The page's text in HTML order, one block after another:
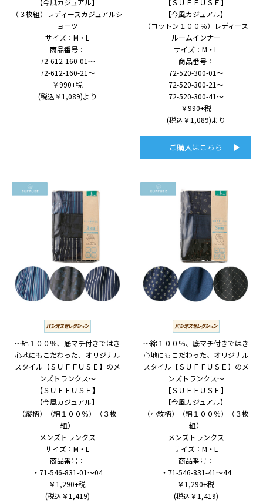
（３枚組）レディースカジュアルシ
ョーツ
サイズ：M・L
商品番号：
72-612-160-01～
72-612-160-21～
￥990+税
(税込￥1,089)より
【今風カジュアル】
（コットン１００％）レディース
ルームインナー
サイズ：M・L
商品番号：
72-520-300-01～
72-520-300-21～
72-520-300-41～
￥990+税
(税込￥1,089)より
ご購入はこちら
～綿１００％、底マチ付きではき
心地にもこだわった、オリジナル
スタイル【ＳＵＦＦＵＳＥ】のメ
ンズトランクス～
【ＳＵＦＦＵＳＥ】
【今風カジュアル】
（縦柄）（綿１００％）（３枚
組）
メンズトランクス
サイズ：M・L
商品番号：
・71-546-831-01～04
￥1,290+税
(税込￥1,419)
～綿１００％、底マチ付きではき
心地にもこだわった、オリジナル
スタイル【ＳＵＦＦＵＳＥ】のメ
ンズトランクス～
【ＳＵＦＦＵＳＥ】
【今風カジュアル】
（小紋柄）（綿１００％）（３枚
組）
メンズトランクス
サイズ：M・L
商品番号：
・71-546-831-41～44
￥1,290+税
(税込￥1,419)